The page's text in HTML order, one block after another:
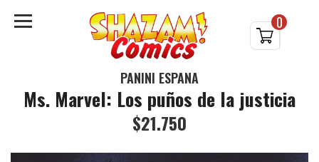
0
PANINI ESPAÑA
Ms. Marvel: Los puños de la justicia
$21.750